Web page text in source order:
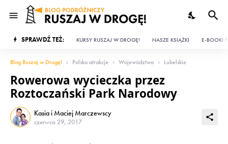
SPRAWDŹ TEŻ: KURSY RUSZAJ W DROGĘ! NASZE KSIĄŻKI E-BOOKI
Blog Ruszaj w Drogę! Polska atrakcje Województwa Lubelskie
Rowerowa wycieczka przez
Roztoczański Park Narodowy
Kasia i Maciej Marczewscy
czerwca 29, 2017